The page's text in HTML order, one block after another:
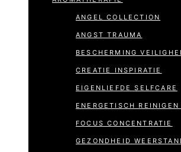
ANGEL COLLECTION
ANGST TRAUMA
BESCHERMING
CREATIE INSPIRATIE
EIGENLIEFDE SELFCARE
ENERGETISCH
FOCUS CONCENTRATIE
GEZONDHEID